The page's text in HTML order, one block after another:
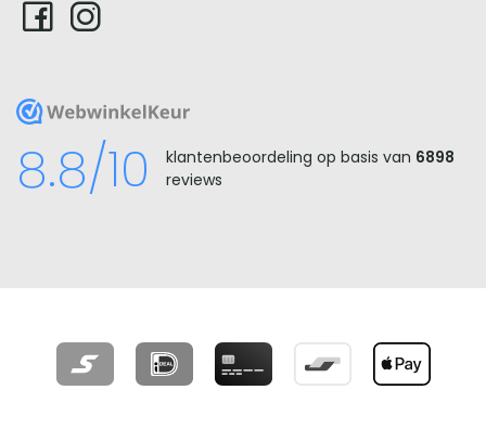
WebwinkelKeur
8.8/10 klantenbeoordeling op basis van 6898
reviews